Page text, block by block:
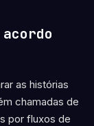
as histórias
chamadas de
por fluxos de